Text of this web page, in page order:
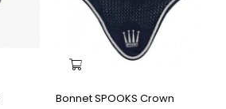
Bonnet SPOOKS Crown